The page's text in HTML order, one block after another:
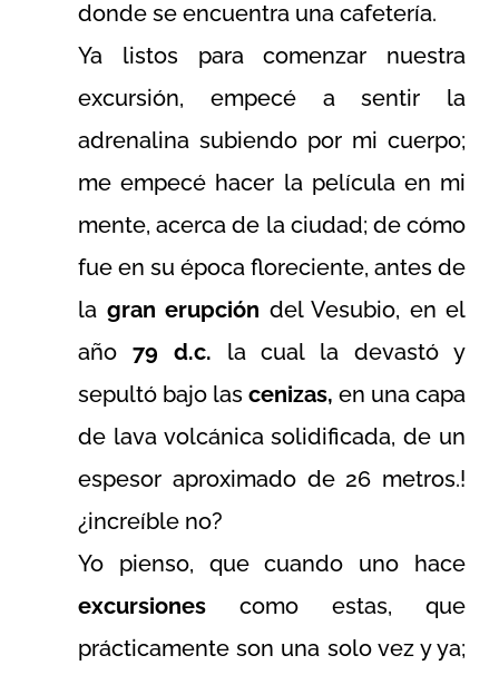
donde se encuentra una cafetería.
Ya listos para comenzar nuestra
excursión, empecé a sentir la
adrenalina subiendo por mi cuerpo;
me empecé hacer la película en mi
mente, acerca de la ciudad; de cómo
fue en su época floreciente, antes de
la gran erupción del Vesubio, en el
año 79 d.c. la cual la devastó y
sepultó bajo las cenizas, en una capa
de lava volcánica solidificada, de un
espesor aproximado de 26 metros.!
¿increíble no?
Yo pienso, que cuando uno hace
excursiones como estas, que
prácticamente son una solo vez y ya;